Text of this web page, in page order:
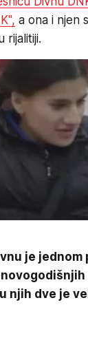
a ona i njen
rijalitiji.
je
njih dve je